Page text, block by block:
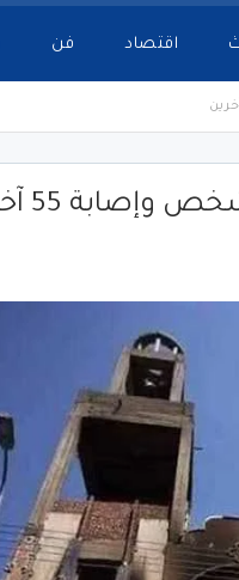
اقتصاد فن
55 آخرين